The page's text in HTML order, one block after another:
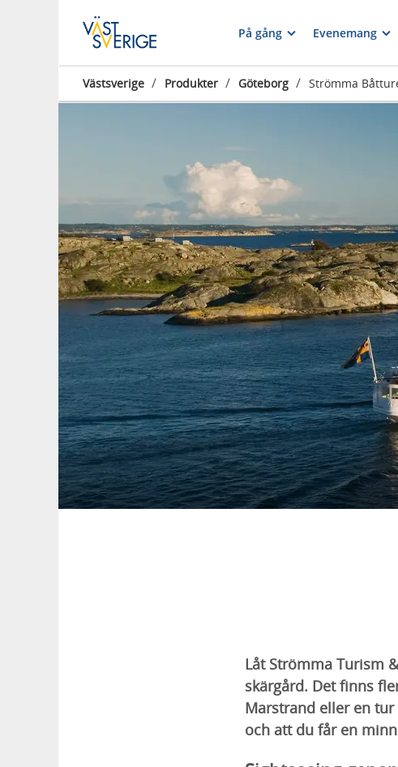
På gång Evenemang
Västsverige / Produkter / Göteborg / Strömma
Låt Strömma Turism
skärgård. Det finns
Marstrand eller en
och att du får en